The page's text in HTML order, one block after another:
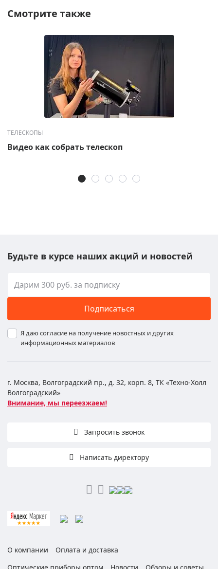
Смотрите также
ТЕЛЕСКОПЫ
Видео как собрать телескоп
Будьте в курсе наших акций и новостей
Подписаться
Я даю согласие на получение новостных и других
информационных материалов
г. Москва, Волгоградский пр., д. 32, корп. 8, ТК «Техно-Холл
Волгоградский»
Внимание, мы переезжаем!
Запросить звонок
Написать директору
О компании
Оплата и доставка